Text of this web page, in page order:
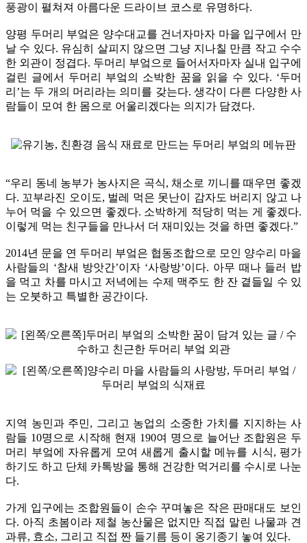
풍광이 펼쳐져 아름다운 드라이브 코스로 유명하다.
양평 두머리 부엌은 양수대교를 건너자마자 마을 입구에서 만
날 수 있다. 유심히 살피지 않으면 그냥 지나칠 만큼 작고 수수
한 외관이 정겹다. 두머리 부엌으로 들어서자마자 실내 입구에
걸린 글에서 두머리 부엌의 소박한 꿈을 읽을 수 있다. ‘두머
리’는 두 개의 머리라는 의미를 갖는다. 생각이 다른 다양한 사
람들이 모여 한 몸으로 어울리겠다는 의지가 담겼다.
“우리 동네 농부가 농사지은 곡식, 채소로 끼니를 때우면 좋겠
다. 꼬부라진 오이도, 벌레 먹은 못난이 감자도 버리지 않고 나
누어 먹을 수 있으면 좋겠다. 소박하게 적당히 먹는 게 좋겠다.
이렇게 먹는 친구들을 만나서 더 재미있는 것을 하면 좋겠다.”
2014년 문을 연 두머리 부엌은 협동조합으로 모인 양수리 마을
사람들의 ‘참새 방앗간’이자 ‘사랑방’이다. 아무 때나 들러 밥
을 먹고 차를 마시고 저녁에는 수제 맥주도 한 잔 곁들일 수 있
는 오붓하고 특별한 공간이다.
지역 농민과 주민, 그리고 농업의 소중한 가치를 지지하는 사
람들 10명으로 시작해 현재 190여 명으로 늘어난 조합원은 두
머리 부엌에 자유롭게 모여 새롭게 출시할 메뉴를 시식, 평가
하기도 하고 단체 카톡방을 통해 건강한 먹거리를 수시로 나눈
다.
가게 입구에는 조합원들이 손수 꾸며놓은 작은 판매대도 보인
다. 아직 초봄이라 제철 농산물은 없지만 직접 말린 나물과 견
과류, 효소, 그리고 직접 짠 들기름 등이 옹기종기 놓여 있다.